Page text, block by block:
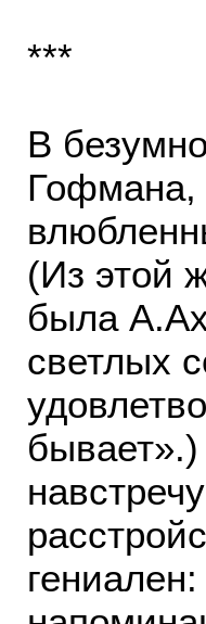
***
В
Гофмана,
(Из этой
была
светлых